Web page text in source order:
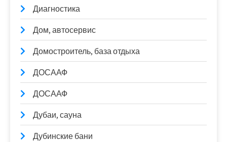
Диагностика
Дом, автосервис
Домостроитель, база отдыха
ДОСААФ
ДОСААФ
Дубаи, сауна
Дубинские бани